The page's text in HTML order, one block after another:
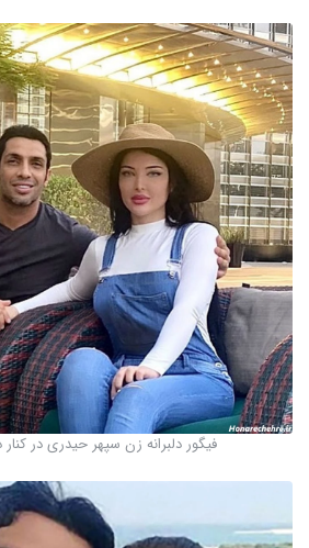
فیگور دلبرانه زن سپهر حیدری در کنار